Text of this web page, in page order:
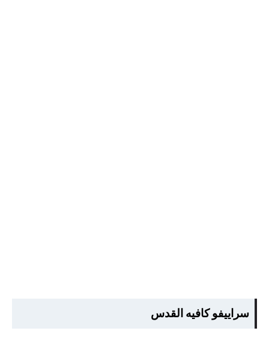
سراييفو كافيه القدس